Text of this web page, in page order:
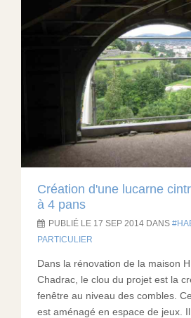
Création d'une lucarne
à 4 pans
PUBLIÉ LE 17 SEP 2014 DANS
PARTICULIER
Dans la rénovation de la maison
Chadrac, le clou du projet est la
fenêtre au niveau des combles.
est aménagé en espace de jeux.